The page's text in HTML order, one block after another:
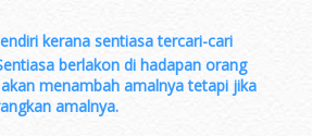
kerana sentiasa tercari-cari
berlakon di hadapan orang
menambah amalnya tetapi jika
amalnya.